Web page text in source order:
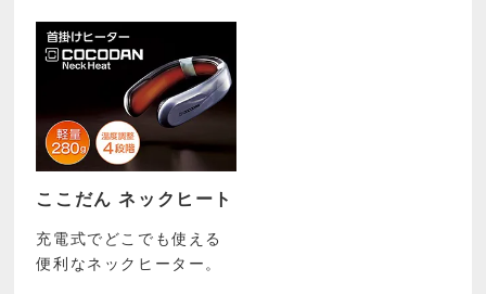
ここだん ネックヒート
充電式でどこでも使える
便利なネックヒーター。